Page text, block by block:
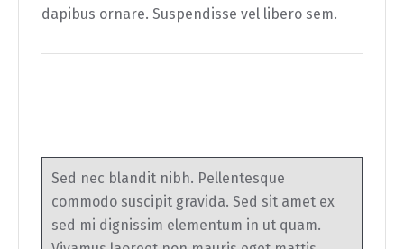
dapibus ornare. Suspendisse vel libero sem.
Sed nec blandit nibh. Pellentesque
commodo suscipit gravida. Sed sit amet ex
sed mi dignissim elementum in ut quam.